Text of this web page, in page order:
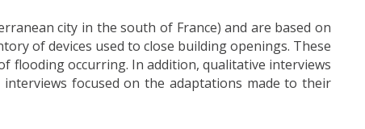
city in the south of France) and are based on
of devices used to close building openings. These
flooding occurring. In addition, qualitative interviews
focused on the adaptations made to their